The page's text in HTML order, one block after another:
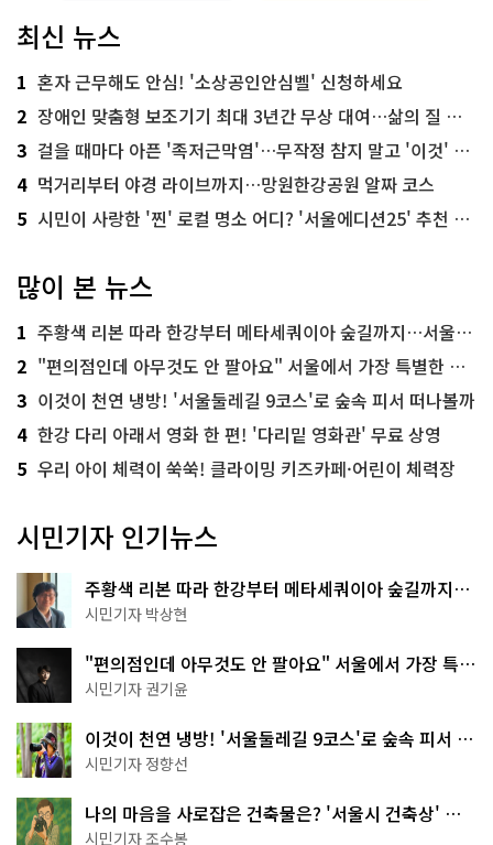
최신 뉴스
1 혼자 근무해도 안심! '소상공인안심벨' 신청하세요
2 장애인 맞춤형 보조기기 최대 3년간 무상 대여…삶의 질 높인다
3 걸을 때마다 아픈 '족저근막염'…무작정 참지 말고 '이것' 해보세요!
4 먹거리부터 야경 라이브까지…망원한강공원 알짜 코스
5 시민이 사랑한 '찐' 로컬 명소 어디? '서울에디션25' 추천 코스
많이 본 뉴스
1 주황색 리본 따라 한강부터 메타세쿼이아 숲길까지…서울둘레길 15코스
2 "편의점인데 아무것도 안 팔아요" 서울에서 가장 특별한 편의점의 정체
3 이것이 천연 냉방! '서울둘레길 9코스'로 숲속 피서 떠나볼까
4 한강 다리 아래서 영화 한 편! '다리밑 영화관' 무료 상영
5 우리 아이 체력이 쑥쑥! 클라이밍 키즈카페·어린이 체력장
시민기자 인기뉴스
주황색 리본 따라 한강부터 메타세쿼이아 숲길까지…
서울둘레길 15코스
시민기자 박상현
"편의점인데 아무것도 안 팔아요" 서울에서 가장 특별
한 편의점의 정체
시민기자 권기윤
이것이 천연 냉방! '서울둘레길 9코스'로 숲속 피서 떠
나볼까
시민기자 정향선
나의 마음을 사로잡은 건축물은? '서울시 건축상' 수
상작 공개!
시민기자 조수봉